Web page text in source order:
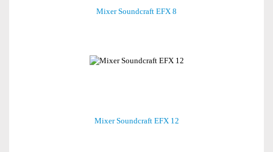
Mixer Soundcraft EFX 8
Mixer Soundcraft EFX 12